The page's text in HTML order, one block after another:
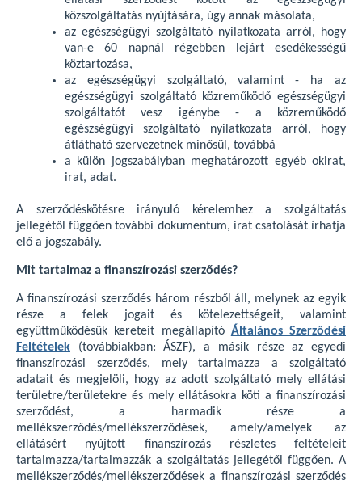
közszolgáltatás nyújtására, úgy annak másolata,
az egészségügyi szolgáltató nyilatkozata arról, hogy
van-e 60 napnál régebben lejárt esedékességű
köztartozása,
az egészségügyi szolgáltató, valamint - ha az
egészségügyi szolgáltató közreműködő egészségügyi
szolgáltatót vesz igénybe - a közreműködő
egészségügyi szolgáltató nyilatkozata arról, hogy
átlátható szervezetnek minősül, továbbá
a külön jogszabályban meghatározott egyéb okirat,
irat, adat.
A szerződéskötésre irányuló kérelemhez a szolgáltatás
jellegétől függően további dokumentum, irat csatolását írhatja
elő a jogszabály.
Mit tartalmaz a finanszírozási szerződés?
A finanszírozási szerződés három részből áll, melynek az egyik
része a felek jogait és kötelezettségeit, valamint
együttműködésük kereteit megállapító Általános Szerződési
Feltételek (továbbiakban: ÁSZF), a másik része az egyedi
finanszírozási szerződés, mely tartalmazza a szolgáltató
adatait és megjelöli, hogy az adott szolgáltató mely ellátási
területre/területekre és mely ellátásokra köti a finanszírozási
szerződést, a harmadik része a
mellékszerződés/mellékszerződések, amely/amelyek az
ellátásért nyújtott finanszírozás részletes feltételeit
tartalmazza/tartalmazzák a szolgáltatás jellegétől függően. A
mellékszerződés/mellékszerződések a finanszírozási szerződés